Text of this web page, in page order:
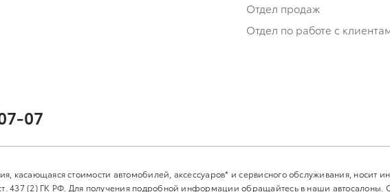
Отдел продаж
Отдел по работе с
07
касающаяся стоимости автомобилей, аксессуаров* и сервисного обслуживания, носит
437 (2) ГК РФ. Для получения подробной информации обращайтесь в наши